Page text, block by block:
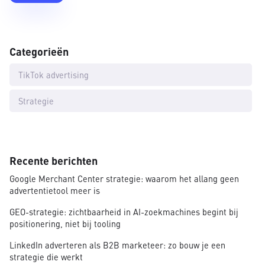
Categorieën
TikTok advertising
Strategie
Recente berichten
Google Merchant Center strategie: waarom het allang geen
advertentietool meer is
GEO-strategie: zichtbaarheid in AI-zoekmachines begint bij
positionering, niet bij tooling
LinkedIn adverteren als B2B marketeer: zo bouw je een
strategie die werkt